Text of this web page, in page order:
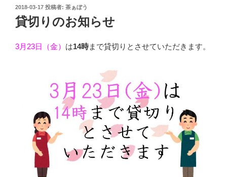
投
稿
日:
2018-03-17 投稿者: 茶ぁぼう
貸切りのお知らせ
3月23日（金） は14時まで貸切りとさせていただきます。